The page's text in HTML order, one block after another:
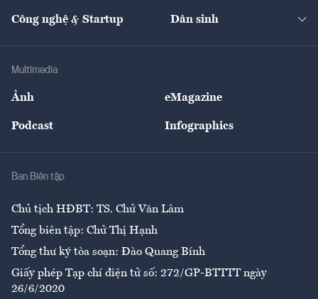
Tư vấn Nông sản
Giải trí
Công nghệ & Startup Dân sinh
Multimedia
Ảnh eMagazine
Podcast Infographics
Ban Biên tập
Chủ tịch HĐBT: TS. Chử Văn Lâm
Tổng biên tập: Chử Thị Hạnh
Tổng thư ký tòa soạn: Đào Quang Bính
Giấy phép Tạp chí điện tử số: 272/GP-BTTTT ngày
26/6/2020